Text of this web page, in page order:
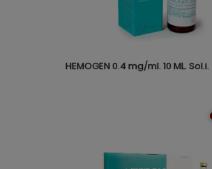
HEMOGEN 0.4 mg/ml. 10 ML.